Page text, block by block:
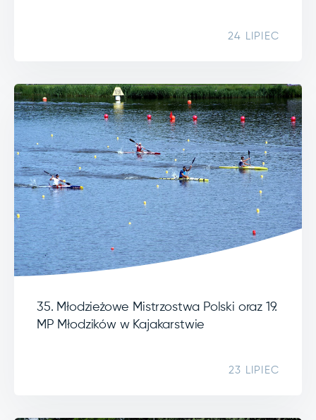
24 LIPIEC
35. Młodzieżowe Mistrzostwa Polski oraz 19.
MP Młodzików w Kajakarstwie
23 LIPIEC